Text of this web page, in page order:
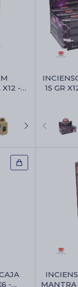
X12 -
15 GR
-
MANTRA